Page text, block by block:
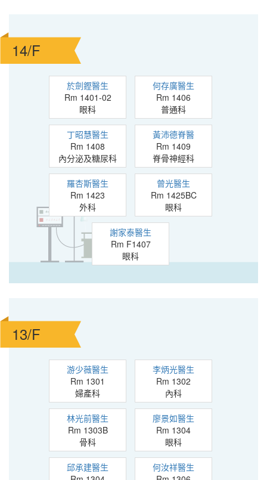
14/F
於劍鏗醫生
Rm 1401-02
眼科
何存廣醫生
Rm 1406
普通科
丁昭慧醫生
Rm 1408
內分泌及糖尿科
黃沛德脊醫
Rm 1409
脊骨神經科
羅杏斯醫生
Rm 1423
外科
曾光醫生
Rm 1425BC
眼科
謝家泰醫生
Rm F1407
眼科
13/F
游少薇醫生
Rm 1301
婦產科
李炳光醫生
Rm 1302
內科
林光前醫生
Rm 1303B
骨科
廖景如醫生
Rm 1304
眼科
邱承建醫生
何汝祥醫生